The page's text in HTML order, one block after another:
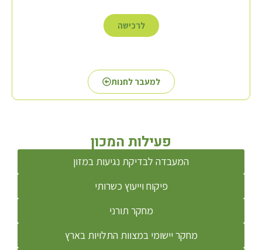
לרכישה
למעבר לחנות
פעילות המכון
המעבדה לבדיקת נגיעות במזון
פיקוח וייעוץ כשרותי
מחקר תורני
מחקר יישומי במצוות התלויות בארץ